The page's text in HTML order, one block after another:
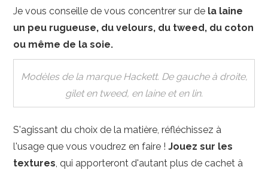
Je vous conseille de vous concentrer sur de la laine
un peu rugueuse, du velours, du tweed, du coton
ou même de la soie.
Modèles de la marque Hackett. De gauche à droite,
gilet en tweed, en laine et en lin.
S'agissant du choix de la matière, réfléchissez à
l'usage que vous voudrez en faire !Jouez sur les
textures , qui apporteront d'autant plus de cachet à